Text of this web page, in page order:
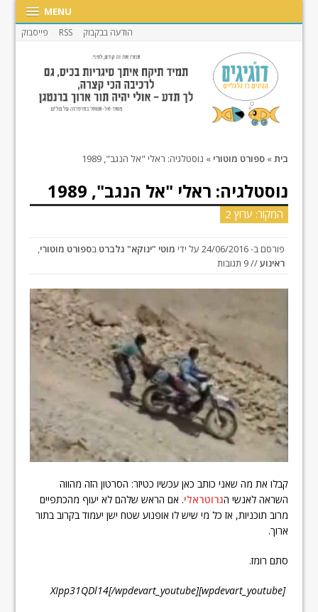
MENU
הודעה בבקבוק RSS פייסבוק
בית» ספורט מוטורי » נוסטלגיה: ראלי "אל הנגב", 1989
נוסטלגיה: ראלי "אל הנגב", 1989
המקור: ערוץ 2
פורסם ב-24/06/2016 על ידי מוטי "ינוקא" גלברט בספורט מוטורי,
ראינוע// 9 תגובות
קבלו את מה שאני כותב כאן עכשיו כטיזר: הסרטון הזה מהווה
השראה לאנשי הגרוטראלי. אם הראש שלהם לא יעוף מהכתפיים
מרוב תוכניות, אז כל מי שיש לו אופנוע שטח ישן יעמוד בקרוב בתור
ארוך.
סתם רומז.
[wpdevart_youtube]XIpp31QDl14[/wpdevart_youtube]